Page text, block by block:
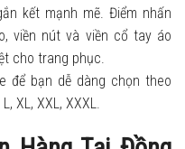
kết mạnh mẽ. Điểm nhấn
viền nút và viền cổ tay áo
cho trang phục.
để bạn dễ dàng chọn theo
XL, XXL, XXXL.